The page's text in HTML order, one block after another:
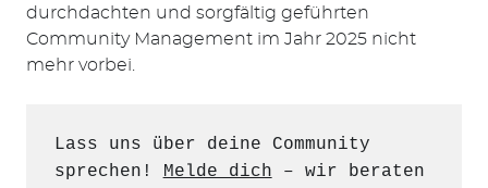
durchdachten und sorgfältig geführten
Community Management im Jahr 2025 nicht
mehr vorbei.
Lass uns über deine Community
sprechen! Melde dich – wir beraten